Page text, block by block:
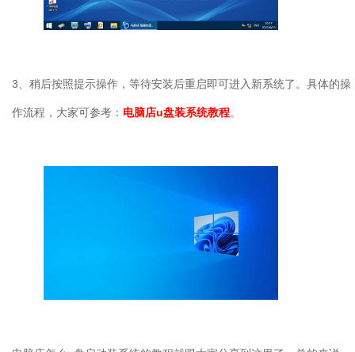
3、稍后按照提示操作，等待安装后重启即可进入新系统了。具体的操
作流程，大家可参考： 电脑店u盘装系统教程。